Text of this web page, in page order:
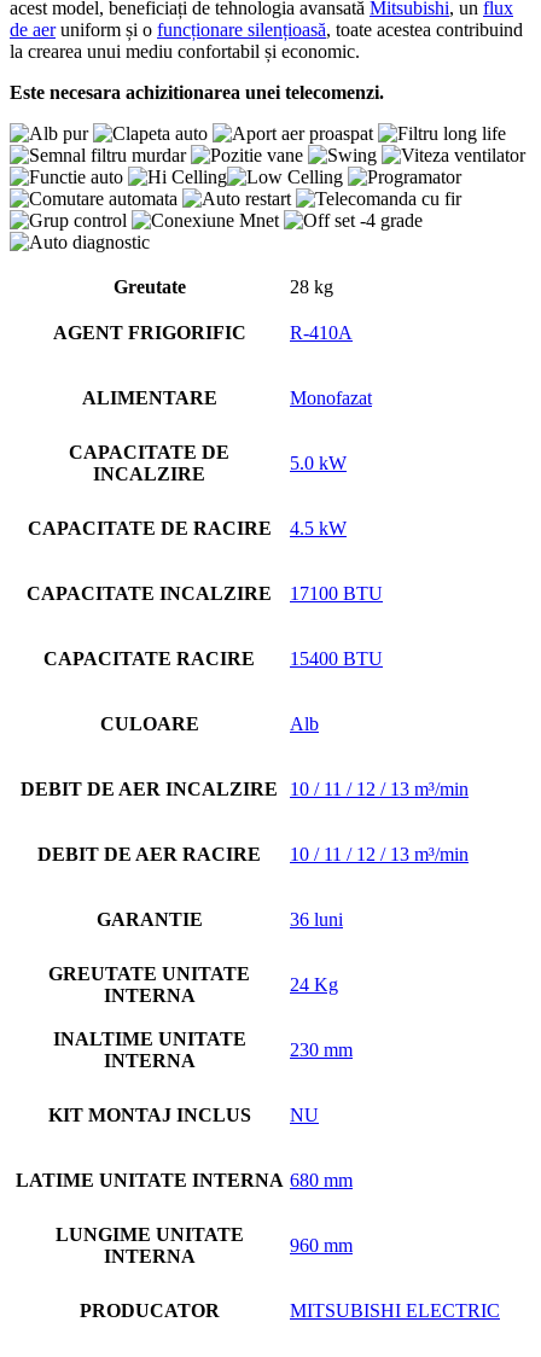
acest model, beneficiați de tehnologia avansată Mitsubishi, un flux
de aeruniform și o funcționare silențioasă, toate acestea contribuind
la crearea unui mediu confortabil și economic.
Este necesara achizitionarea unei telecomenzi.
Greutate 28 kg
AGENT FRIGORIFIC R-410A
ALIMENTARE Monofazat
CAPACITATE DE
INCALZIRE
5.0 kW
CAPACITATE DE RACIRE 4.5 kW
CAPACITATE INCALZIRE 17100 BTU
CAPACITATE RACIRE 15400 BTU
CULOARE Alb
DEBIT DE AER INCALZIRE 10 / 11 / 12 / 13 m³/min
DEBIT DE AER RACIRE 10 / 11 / 12 / 13 m³/min
GARANTIE 36 luni
GREUTATE UNITATE
INTERNA
24 Kg
INALTIME UNITATE
INTERNA
230 mm
KIT MONTAJ INCLUS NU
LATIME UNITATE INTERNA 680 mm
LUNGIME UNITATE
INTERNA
960 mm
PRODUCATOR MITSUBISHI ELECTRIC